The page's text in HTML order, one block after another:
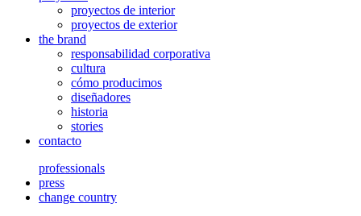
proyectos de interior
proyectos de exterior
the brand
responsabilidad corporativa
cultura
cómo producimos
diseñadores
historia
stories
contacto
professionals
press
change country